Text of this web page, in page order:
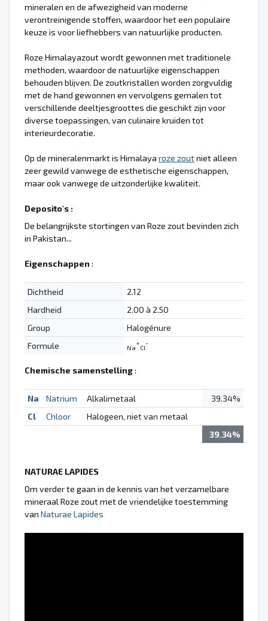
mineralen en de afwezigheid van moderne
verontreinigende stoffen, waardoor het een populaire
keuze is voor liefhebbers van natuurlijke producten.
Roze Himalayazout wordt gewonnen met traditionele
methoden, waardoor de natuurlijke eigenschappen
behouden blijven. De zoutkristallen worden zorgvuldig
met de hand gewonnen en vervolgens gemalen tot
verschillende deeltjesgroottes die geschikt zijn voor
diverse toepassingen, van culinaire kruiden tot
interieurdecoratie.
Op de mineralenmarkt is Himalaya roze zoutniet alleen
zeer gewild vanwege de esthetische eigenschappen,
maar ook vanwege de uitzonderlijke kwaliteit.
Deposito's :
De belangrijkste stortingen van Roze zout bevinden zich
in Pakistan...
Eigenschappen :
Dichtheid
2.12
Hardheid
2.00 à 2.50
Group
Halogénure
Formule
Na
+
Cl
-
Chemische samenstelling:
Na Natrium Alkalimetaal
39.34%
Cl
Chloor
Halogeen, niet van metaal
39.34%
NATURAE LAPIDES
Om verder te gaan in de kennis van het verzamelbare
mineraal Roze zout met de vriendelijke toestemming
van Naturae Lapides